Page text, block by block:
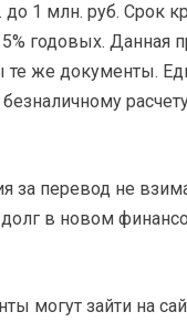
1 млн. руб. Срок
годовых. Данная
те же документы.
за перевод не
долг в новом
могут зайти на